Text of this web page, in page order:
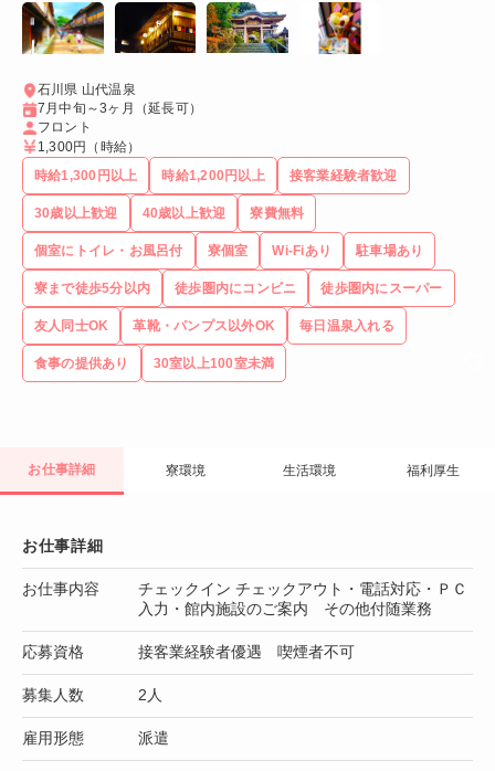
石川県 山代温泉
7月中旬～3ヶ月（延長可）
フロント
1,300円 （時給）
時給1,300円以上
時給1,200円以上 接客業経験者歓迎
30歳以上歓迎 40歳以上歓迎 寮費無料
個室にトイレ・お風呂付 寮個室 Wi-Fiあり 駐車場あり
寮まで徒歩5分以内 徒歩圏内にコンビニ 徒歩圏内にスーパー
友人同士OK 革靴・パンプス以外OK 毎日温泉入れる
食事の提供あり 30室以上100室未満
お仕事詳細 寮環境 生活環境 福利厚生
お仕事詳細
お仕事内容
チェックイン チェックアウト・電話対応・ＰＣ
入力・館内施設のご案内 その他付随業務
応募資格 接客業経験者優遇 喫煙者不可
募集人数 2人
雇用形態 派遣